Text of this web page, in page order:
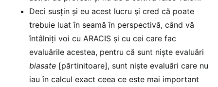
Deci susțin și eu acest lucru și cred că poate
trebuie luat în seamă în perspectivă, când vă
întâlniți voi cu ARACIS și cu cei care fac
evaluările acestea, pentru că sunt niște evaluări
biasate [părtinitoare], sunt niște evaluări care nu
iau în calcul exact ceea ce este mai important